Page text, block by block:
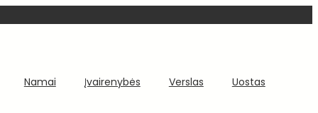
Namai Įvairenybės Verslas Uostas